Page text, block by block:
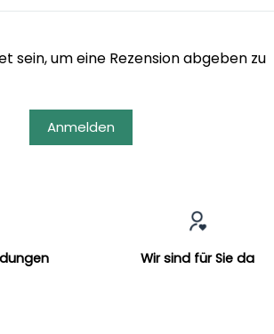
sein, um eine Rezension abgeben zu
Anmelden
Wir sind für Sie da